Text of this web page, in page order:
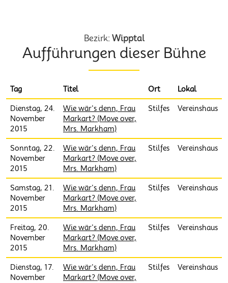
Bezirk: Wipptal
Aufführungen dieser Bühne
Tag Titel Ort Lokal
Dienstag, 24.
November
2015
Wie wär's denn, Frau
Markart? (Move over,
Mrs. Markham)
Stilfes Vereinshaus
Sonntag, 22.
November
2015
Wie wär's denn, Frau
Markart? (Move over,
Mrs. Markham)
Stilfes Vereinshaus
Samstag, 21.
November
2015
Wie wär's denn, Frau
Markart? (Move over,
Mrs. Markham)
Stilfes Vereinshaus
Freitag, 20.
November
2015
Wie wär's denn, Frau
Markart? (Move over,
Mrs. Markham)
Stilfes Vereinshaus
Dienstag, 17.
November
Wie wär's denn, Frau
Markart? (Move over,
Stilfes Vereinshaus